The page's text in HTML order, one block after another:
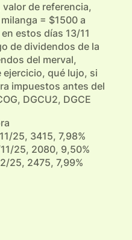
de referencia,
= $1500 a
estos días 13/11
de dividendos de la
del merval,
qué lujo, si
impuestos antes del
DGCU2, DGCE
25, 3415, 7,98%
25, 2080, 9,50%
25, 2475, 7,99%